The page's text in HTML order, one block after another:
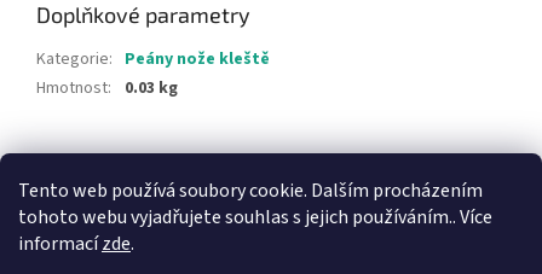
Tento web používá soubory cookie. Dalším procházením
tohoto webu vyjadřujete souhlas s jejich používáním.. Více
informacízde.
Doplňkové parametry
Kategorie: Peány nože kleště
Hmotnost: 0.03 kg
Z